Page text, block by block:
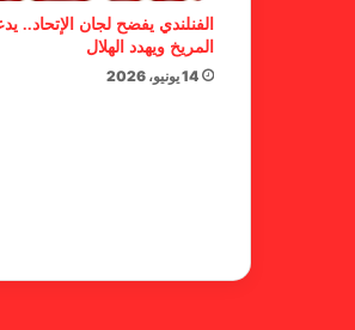
الفنلندي يفضح لجان الإتحاد..
المريخ ويهدد الهلال
14 يونيو، 2026